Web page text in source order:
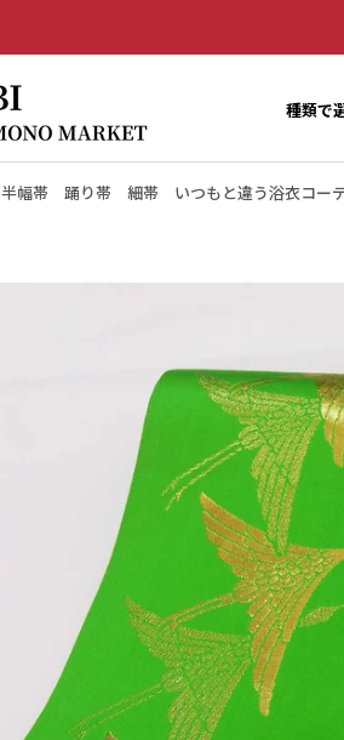
種類で
半幅帯 踊り帯 細帯 いつもと違う浴衣コ